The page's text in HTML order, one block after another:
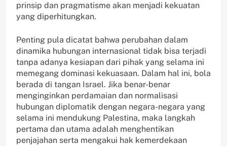
prinsip dan pragmatisme akan menjadi kekuatan
yang diperhitungkan.
Penting pula dicatat bahwa perubahan dalam
dinamika hubungan internasional tidak bisa terjadi
tanpa adanya kesiapan dari pihak yang selama ini
memegang dominasi kekuasaan. Dalam hal ini, bola
berada di tangan Israel. Jika benar-benar
menginginkan perdamaian dan normalisasi
hubungan diplomatik dengan negara-negara yang
selama ini mendukung Palestina, maka langkah
pertama dan utama adalah menghentikan
penjajahan serta mengakui hak kemerdekaan